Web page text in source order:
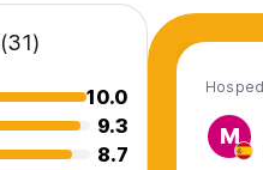
(31)
10.0
9.3
8.7
M